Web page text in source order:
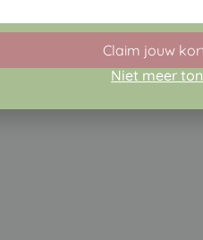
Claim jouw
Niet meer